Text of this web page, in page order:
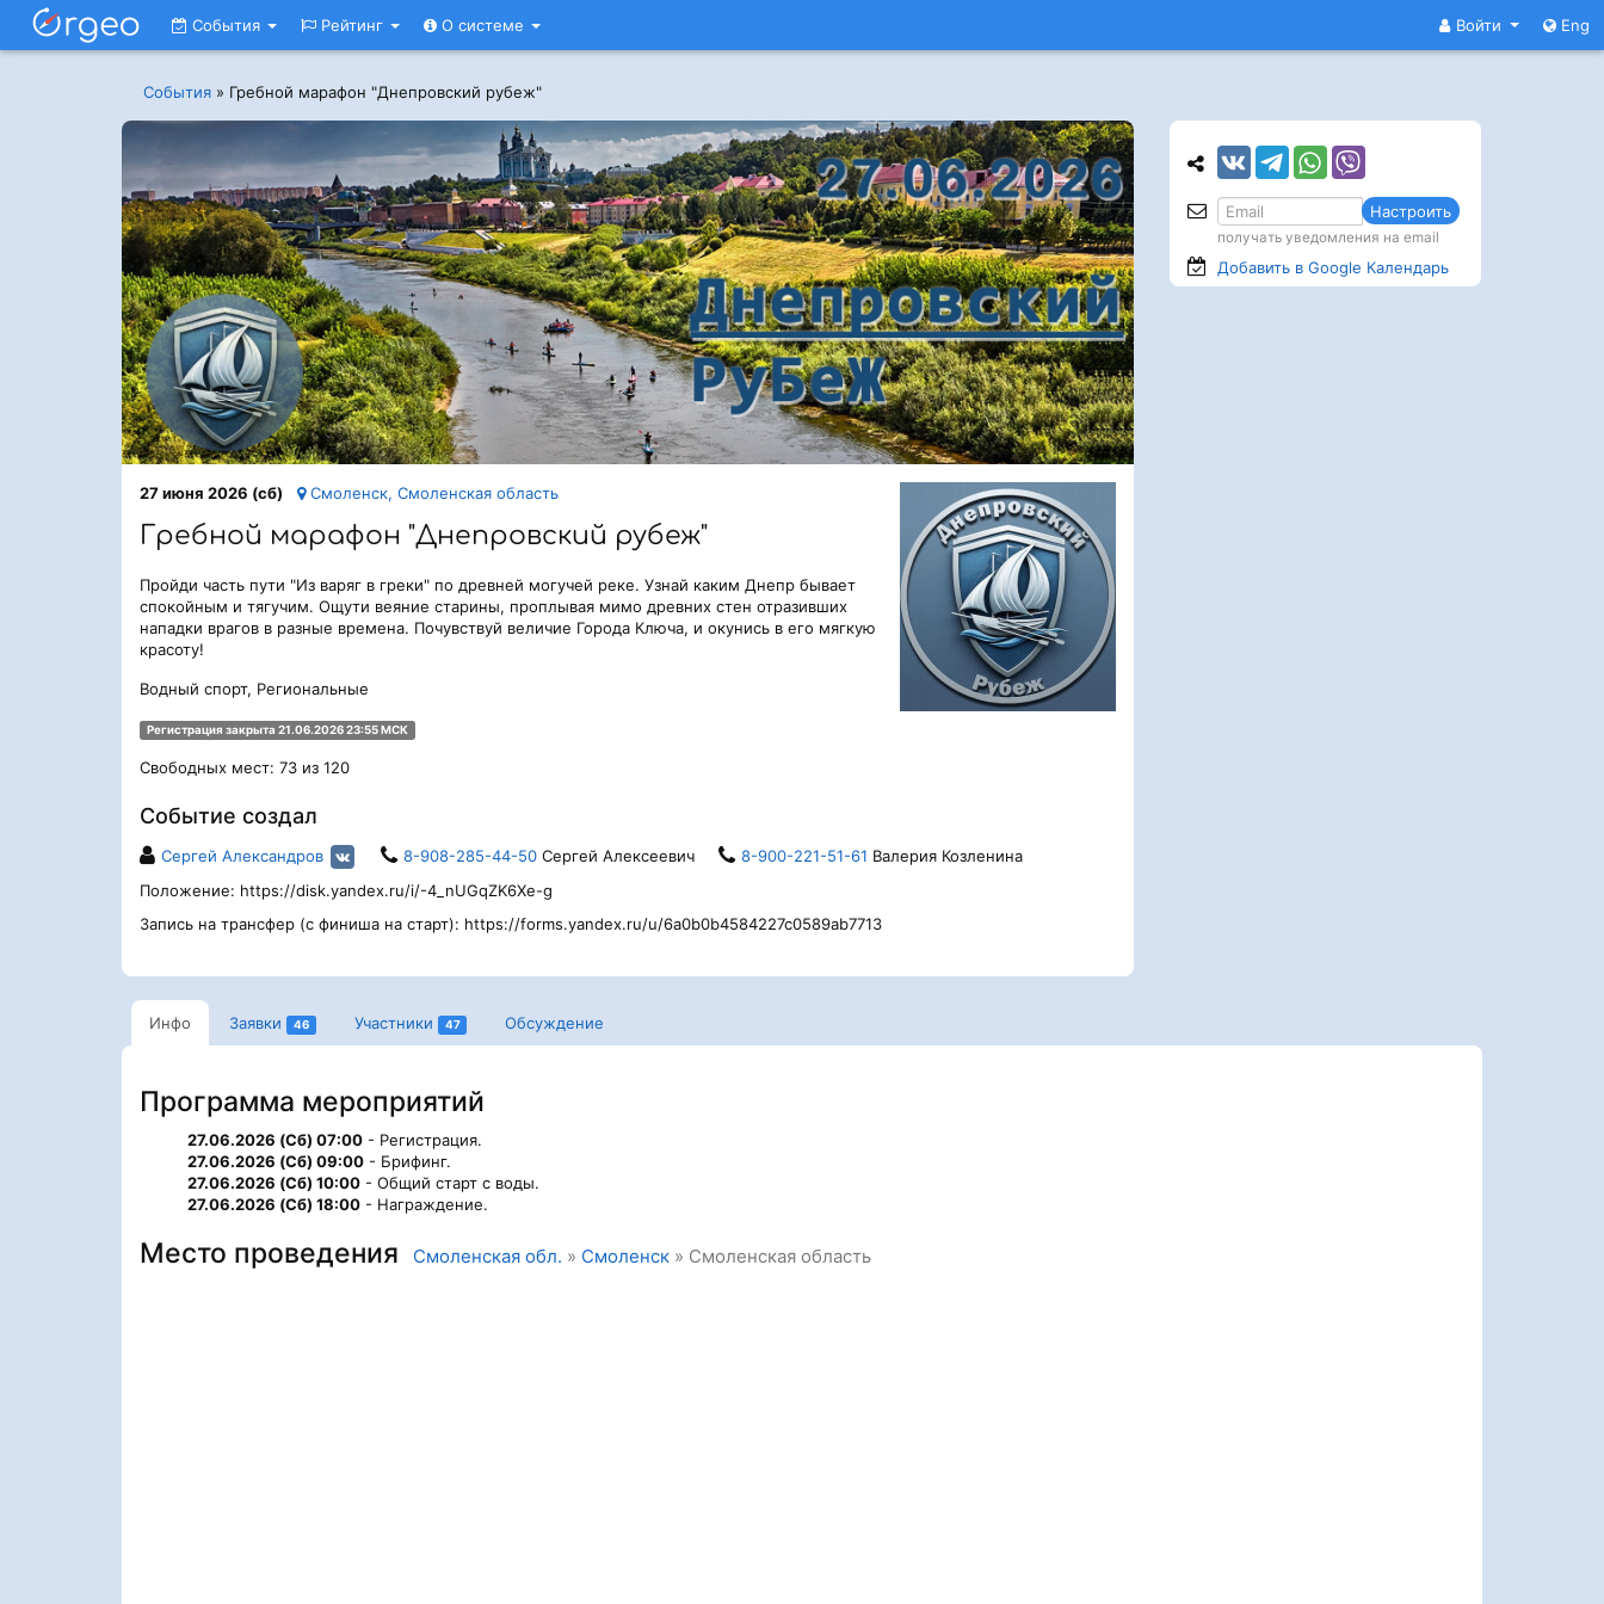
Войти Eng
События Рейтинг О системе
События » Гребной марафон "Днепровский рубеж"
27 июня 2026 (сб) Смоленск, Смоленская область
Гребной марафон "Днепровский рубеж"
Пройди часть пути "Из варяг в греки" по древней могучей реке. Узнай каким Днепр бывает
спокойным и тягучим. Ощути веяние старины, проплывая мимо древних стен отразивших
нападки врагов в разные времена. Почувствуй величие Города Ключа, и окунись в его мягкую
красоту!
Водный спорт, Региональные
Регистрация закрыта 21.06.2026 23:55 МСК
Свободных мест: 73 из 120
Событие создал
Сергей Александров 8-908-285-44-50 Сергей Алексеевич 8-900-221-51-61 Валерия Козленина
Положение: https://disk.yandex.ru/i/-4_nUGqZK6Xe-g
Запись на трансфер (с финиша на старт): https://forms.yandex.ru/u/6a0b0b4584227c0589ab7713
Инфо Заявки 46 Участники 47 Обсуждение
Программа мероприятий
27.06.2026 (Сб) 07:00 - Регистрация.
27.06.2026 (Сб) 09:00 - Брифинг.
27.06.2026 (Сб) 10:00 - Общий старт с воды.
27.06.2026 (Сб) 18:00 - Награждение.
Место проведения Смоленская обл. » Смоленск » Смоленская область
Настроить
получать уведомления на email
Добавить в Google Календарь